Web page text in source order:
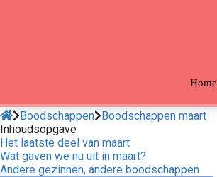
Home
Boodschappen Boodschappen maart
Inhoudsopgave
Het laatste deel van maart
Wat gaven we nu uit in maart?
Andere gezinnen, andere boodschappen
gebruikt